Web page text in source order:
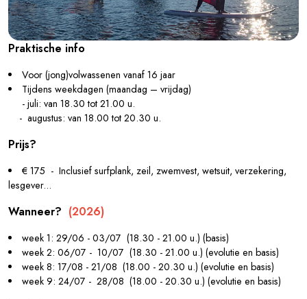
Praktische info
Voor (jong)volwassenen vanaf 16 jaar
Tijdens weekdagen (maandag – vrijdag)
- juli: van 18.30 tot 21.00 u.
- augustus: van 18.00 tot 20.30 u.
Prijs?
€ 175 - Inclusief surfplank, zeil, zwemvest, wetsuit, verzekering,
lesgever...
Wanneer? (2026)
week 1: 29/06 - 03/07 (18.30 - 21.00 u.) (basis)
week 2: 06/07 - 10/07 (18.30 - 21.00 u.) (evolutie en basis)
week 8: 17/08 - 21/08 (18.00 - 20.30 u.) (evolutie en basis)
week 9: 24/07 - 28/08 (18.00 - 20.30 u.) (evolutie en basis)